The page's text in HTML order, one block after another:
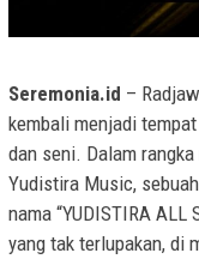
Seremonia.id –
kembali menjadi
dan seni. Dalam
Yudistira Music,
nama “YUDISTIRA
yang tak terlupakan, di